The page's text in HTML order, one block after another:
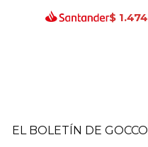
$ 1.474
EL BOLETÍN DE GOCCO